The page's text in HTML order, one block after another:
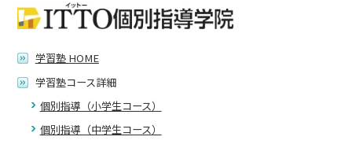
学習塾 HOME
学習塾コース詳細
個別指導（小学生コース）
個別指導（中学生コース）